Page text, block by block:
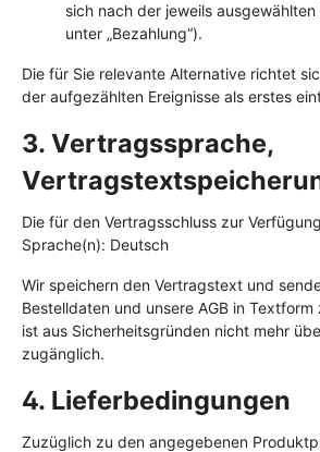
sich nach der jeweils
unter „Bezahlung“).
Die für Sie relevante Alternative richtet
der aufgezählten Ereignisse als erstes
3. Vertragssprache,
Die für den Vertragsschluss zur
Sprache(n): Deutsch
Wir speichern den Vertragstext und
Bestelldaten und unsere AGB in
ist aus Sicherheitsgründen nicht mehr
zugänglich.
4. Lieferbedingungen
Zuzüglich zu den angegebenen